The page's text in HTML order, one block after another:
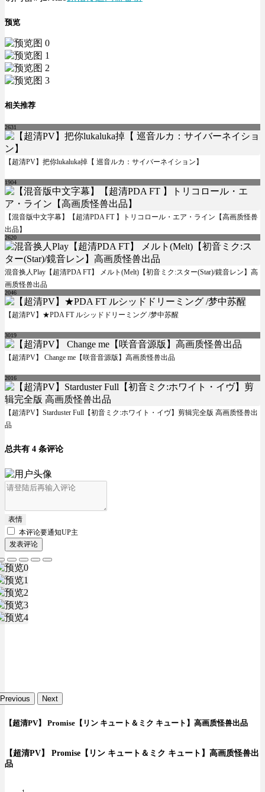
预览
相关推荐
2631
【超清PV】把你lukaluka掉【 巡音ルカ：サイバーネイション】
1904
【混音版中文字幕】【超清PDA FT 】トリコロール・エア・ライン【高画质怪兽
出品】
2620
混音换人Play【超清PDA FT】 メルト(Melt)【初音ミク:スター(Star)/鏡音レン】高
画质怪兽出品
2046
【超清PV】★PDA FT ルシッドドリーミング /梦中苏醒
3019
【超清PV】 Change me【咲音音源版】高画质怪兽出品
2016
【超清PV】Starduster Full【初音ミク:ホワイト・イヴ】剪辑完全版 高画质怪兽出
品
总共有 4 条评论
表情
本评论要通知UP主
发表评论
Previous Next
【超清PV】 Promise【リン キュート＆ミク キュート】高画质怪兽出品
【超清PV】 Promise【リン キュート＆ミク キュート】高画质怪兽出
品